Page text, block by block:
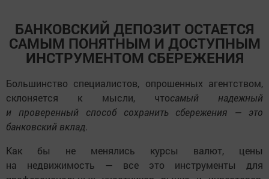
БАНКОВСКИЙ ДЕПОЗИТ ОСТАЕТСЯ
САМЫМ ПОНЯТНЫМ И ДОСТУПНЫМ
ИНСТРУМЕНТОМ СБЕРЕЖЕНИЯ
Большинство специалистов, опрошенных агентством,
склоняется к мысли, чтосамый надежный
и проверенный способ сохранить сбережения — это
банковский вклад.
Как бы не менялись курсы валют, цены
на недвижимость — все это инструменты для